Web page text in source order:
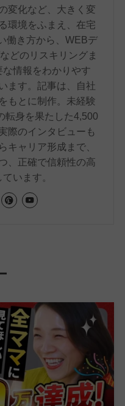
変化など、大きく変
環境をふまえ、在宅
働き方から、WEBデ
どのリスキリングま
情報をわかりやす
ます。記事は、自社
もとに制作。未経験
転身を果たした4,500
際のインタビューも
キャリア形成まで、
、正確で信頼性の高
います。